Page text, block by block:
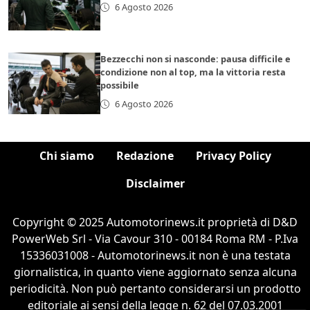
6 Agosto 2026
Bezzecchi non si nasconde: pausa difficile e
condizione non al top, ma la vittoria resta
possibile
6 Agosto 2026
Chi siamo Redazione
Privacy Policy
Disclaimer
Copyright © 2025 Automotorinews.it proprietà di D&D
PowerWeb Srl - Via Cavour 310 - 00184 Roma RM - P.Iva
15336031008 - Automotorinews.it non è una testata
giornalistica, in quanto viene aggiornato senza alcuna
periodicità. Non può pertanto considerarsi un prodotto
editoriale ai sensi della legge n. 62 del 07.03.2001